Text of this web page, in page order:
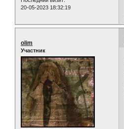
20-05-2023 18:32:19
olim
Участник